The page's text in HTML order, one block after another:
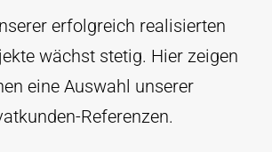
erfolgreich realisierten
wächst stetig. Hier zeigen
eine Auswahl unserer
Referenzen.